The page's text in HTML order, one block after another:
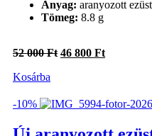
Anyag: aranyozott ezüst
Tömeg: 8.8 g
52 000Ft Original
000 Ft.
46 800 FtCurrent
800 Ft.
Kosárba
-10%